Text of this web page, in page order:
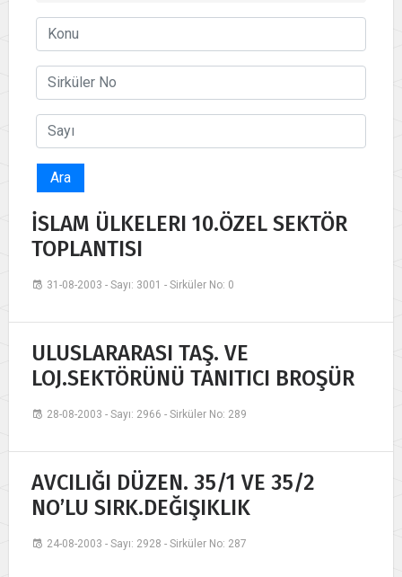
Ara
İSLAM ÜLKELERI 10.ÖZEL SEKTÖR
TOPLANTISI
31-08-2003 - Sayı: 3001 - Sirküler No: 0
ULUSLARARASI TAŞ. VE
LOJ.SEKTÖRÜNÜ TANITICI BROŞÜR
28-08-2003 - Sayı: 2966 - Sirküler No: 289
AVCILIĞI DÜZEN. 35/1 VE 35/2
NO’LU SIRK.DEĞIŞIKLIK
24-08-2003 - Sayı: 2928 - Sirküler No: 287